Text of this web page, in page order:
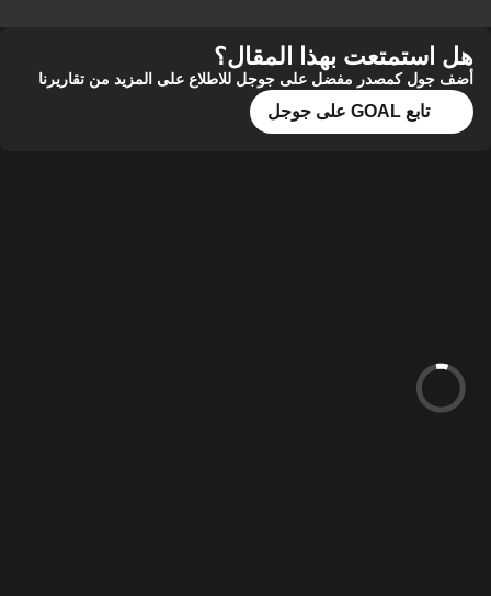
هل استمتعت بهذا المقال؟
أضف جول كمصدر مفضل على جوجل للاطلاع على المزيد من تقاريرنا
تابع GOAL على جوجل